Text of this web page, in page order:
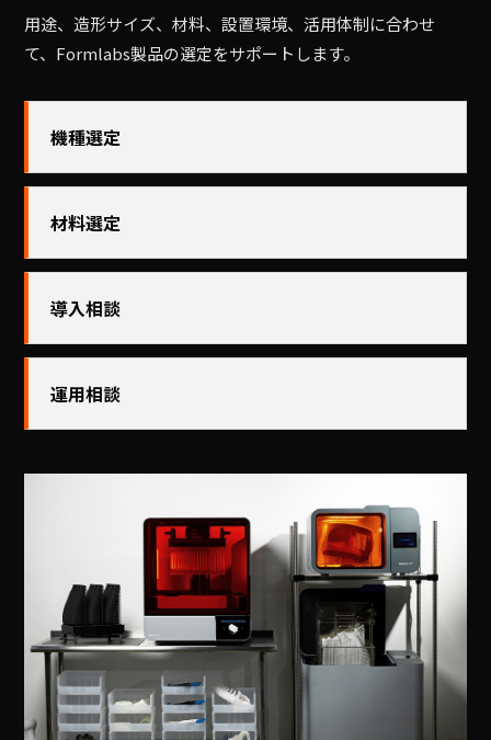
用途、造形サイズ、材料、設置環境、活用体制に合わせ
て、Formlabs製品の選定をサポートします。
機種選定
材料選定
導入相談
運用相談